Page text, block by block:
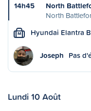
14h45
North
North
M Hyundai Elantra
Joseph Pas
Lundi 10 Août